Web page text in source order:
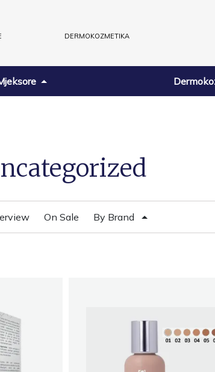
DERMOKOZMETIKA
On Sale By Brand